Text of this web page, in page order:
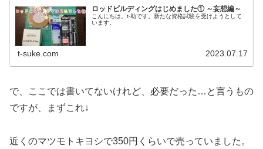
ロッドビルディングはじめました① ～妄想編～
こんにちは。t-助です。新たな資格試験を受けようとして
います。
t-suke.com 2023.07.17
で、ここでは書いてないけれど、必要だった…と言うもの
ですが、まずこれ↓
近くのマツモトキヨシで350円くらいで売っていました。